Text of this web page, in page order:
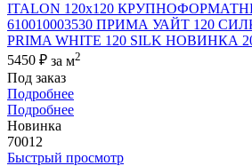
ITALON 120x120
610010003530 ПРИМА УАЙТ 120
PRIMA WHITE 120 SILK НОВИНКА
5450 ₽ за м2
Под заказ
Подробнее
Подробнее
Новинка
70012
Быстрый просмотр